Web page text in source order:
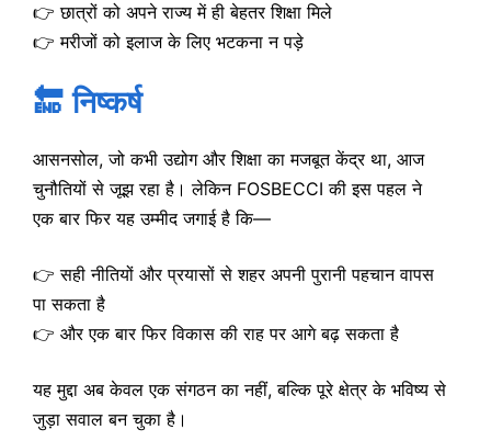
👉 छात्रों को अपने राज्य में ही बेहतर शिक्षा मिले
👉 मरीजों को इलाज के लिए भटकना न पड़े
🔚 निष्कर्ष
आसनसोल, जो कभी उद्योग और शिक्षा का मजबूत केंद्र था, आज
चुनौतियों से जूझ रहा है। लेकिन FOSBECCI की इस पहल ने
एक बार फिर यह उम्मीद जगाई है कि—
👉 सही नीतियों और प्रयासों से शहर अपनी पुरानी पहचान वापस
पा सकता है
👉 और एक बार फिर विकास की राह पर आगे बढ़ सकता है
यह मुद्दा अब केवल एक संगठन का नहीं, बल्कि पूरे क्षेत्र के भविष्य से
जुड़ा सवाल बन चुका है।